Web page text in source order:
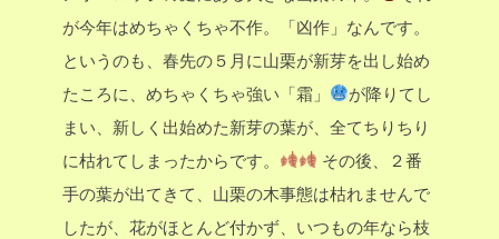
が今年はめちゃくちゃ不作。「凶作」なんです。
というのも、春先の５月に山栗が新芽を出し始め
たころに、めちゃくちゃ強い「霜」
が降りてし
まい、新しく出始めた新芽の葉が、全てちりちり
に枯れてしまったからです。
その後、２番
手の葉が出てきて、山栗の木事態は枯れませんで
したが、花がほとんど付かず、いつもの年なら枝